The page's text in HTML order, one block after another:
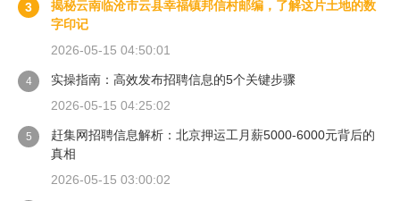
3
揭秘云南临沧市云县幸福镇邦信村邮编，了解这片土地的数
字印记
2026-05-15 04:50:01
4
实操指南：高效发布招聘信息的5个关键步骤
2026-05-15 04:25:02
5
赶集网招聘信息解析：北京押运工月薪5000-6000元背后的
真相
2026-05-15 03:00:02